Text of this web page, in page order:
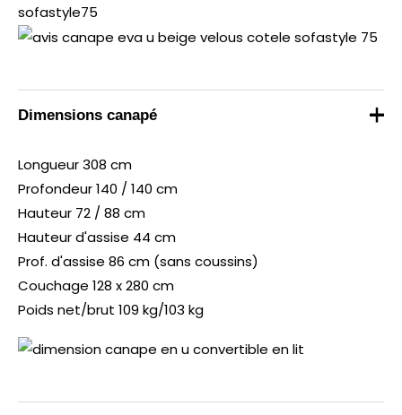
Dimensions canapé
Longueur308 cm
Profondeur140 / 140 cm
Hauteur 72 / 88 cm
Hauteur d'assise 44 cm
Prof. d'assise 86 cm (sans coussins)
Couchage 128 x 280 cm
Poids net/brut 109 kg/103 kg